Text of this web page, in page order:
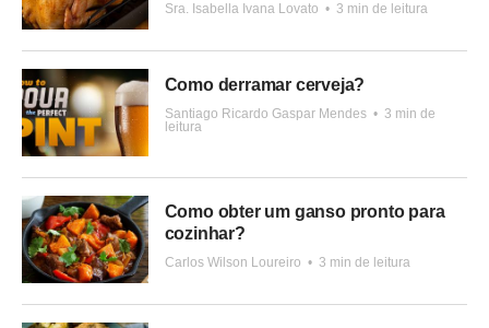
Sra. Isabella Ivana Lovato • 3 min de leitura
Como derramar cerveja?
Santiago Ricardo Gaspar Mendes • 3 min de
leitura
Como obter um ganso pronto para
cozinhar?
Carlos Wilson Loureiro • 3 min de leitura